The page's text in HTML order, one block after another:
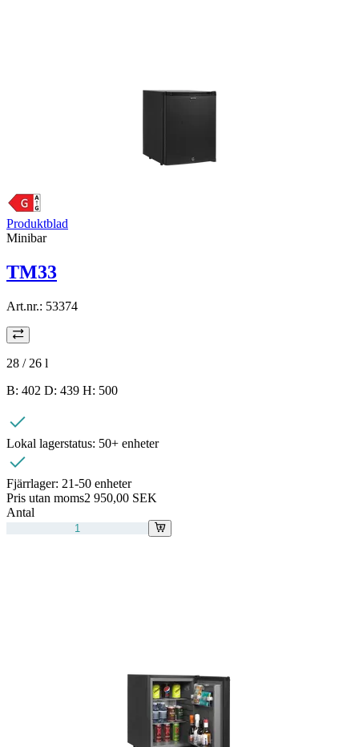
Produktblad
Minibar
TM33
Art.nr.: 53374
28 / 26 l
B: 402 D: 439 H: 500
Lokal lagerstatus: 50+ enheter
Fjärrlager: 21-50 enheter
Pris utan moms2 950,00 SEK
Antal